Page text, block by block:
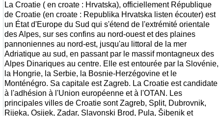
La Croatie ( en croate : Hrvatska), officiellement République
de Croatie (en croate : Republika Hrvatska listen écouter) est
un État d'Europe du Sud qui s'étend de l'extrémité orientale
des Alpes, sur ses confins au nord-ouest et des plaines
pannoniennes au nord-est, jusqu'au littoral de la mer
Adriatique au sud, en passant par le massif montagneux des
Alpes Dinariques au centre. Elle est entourée par la Slovénie,
la Hongrie, la Serbie, la Bosnie-Herzégovine et le
Monténégro. Sa capitale est Zagreb. La Croatie est candidate
à l'adhésion à l'Union européenne et à l'OTAN. Les
principales villes de Croatie sont Zagreb, Split, Dubrovnik,
Rijeka, Osijek, Zadar, Slavonski Brod, Pula, Šibenik et